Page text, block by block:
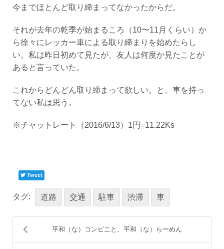
今までほとんど取り締まってなかったからだ。
それが去年の乾季が始まるころ（10〜11月くらい）か
ら徐々にレッカー車による取り締まりを始めたらし
い。私は昨日初めて見たが、友人は何度か見たことが
あると言っていた。
これからどんどん取り締まって欲しい。と、車を持っ
てない私は思う。
※チャットレート（2016/6/13）1円=11.22Ks
Tweet
タグ: 道路 交通 駐車 渋滞 車
平和（な）コンビニと、平和（な）らーめん